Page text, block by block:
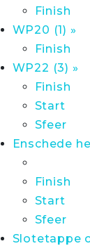
Finish
WP20 (1) »
Finish
WP22 (3) »
Finish
Start
Sfeer
Enschede
Finish
Start
Sfeer
Slotetappe